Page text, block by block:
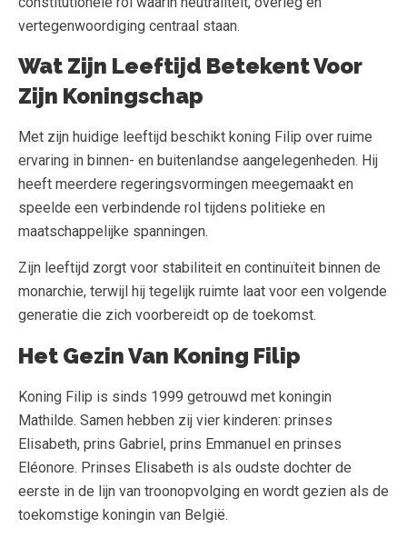
vertegenwoordiging centraal staan.
Wat Zijn Leeftijd Betekent Voor
Zijn Koningschap
Met zijn huidige leeftijd beschikt koning Filip over ruime
ervaring in binnen- en buitenlandse aangelegenheden. Hij
heeft meerdere regeringsvormingen meegemaakt en
speelde een verbindende rol tijdens politieke en
maatschappelijke spanningen.
Zijn leeftijd zorgt voor stabiliteit en continuïteit binnen de
monarchie, terwijl hij tegelijk ruimte laat voor een volgende
generatie die zich voorbereidt op de toekomst.
Het Gezin Van Koning Filip
Koning Filip is sinds 1999 getrouwd met koningin
Mathilde. Samen hebben zij vier kinderen: prinses
Elisabeth, prins Gabriel, prins Emmanuel en prinses
Eléonore. Prinses Elisabeth is als oudste dochter de
eerste in de lijn van troonopvolging en wordt gezien als de
toekomstige koningin van België.